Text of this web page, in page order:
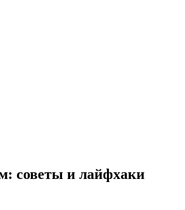
советы и лайфхаки